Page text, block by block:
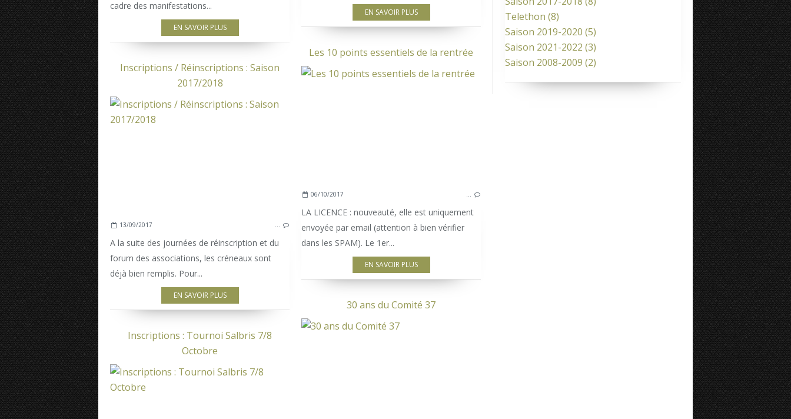
cadre des manifestations...
EN SAVOIR PLUS
EN SAVOIR PLUS
Les 10 points essentiels de la rentrée
06/10/2017 …
LA LICENCE : nouveauté, elle est uniquement
envoyée par email (attention à bien vérifier
dans les SPAM). Le 1er...
EN SAVOIR PLUS
Inscriptions / Réinscriptions : Saison
2017/2018
13/09/2017 …
A la suite des journées de réinscription et du
forum des associations, les créneaux sont
déjà bien remplis. Pour...
EN SAVOIR PLUS
30 ans du Comité 37
Inscriptions : Tournoi Salbris 7/8
Octobre
Telethon (8)
Saison 2019-2020 (5)
Saison 2021-2022 (3)
Saison 2008-2009 (2)